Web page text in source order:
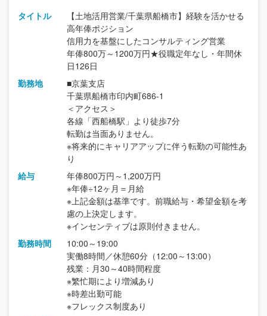
タイトル
【土地活用営業/千葉県船橋市】経験を活かせる
高年俸ポジション
信用力を基盤にしたコンサルティング営業
年俸800万～1200万円★役職定年なし・年間休
日126日
勤務地
■京葉支店
千葉県船橋市印内町686-1
＜アクセス＞
各線「西船橋駅」より徒歩7分
転勤は当面ありません。
※将来的にキャリアアップに伴う転勤の可能性あ
り
給与
年俸800万円～1,200万円
※年俸÷12ヶ月＝月給
※上記金額は基準です。前職給与・希望金額を考
慮の上決定します。
※インセンティブは原則付きません。
勤務時間
10:00～19:00
実働8時間／休憩60分（12:00～13:00）
残業：月30～40時間程度
※繁忙期により増減あり
※時差出勤可能
※フレックス制度あり